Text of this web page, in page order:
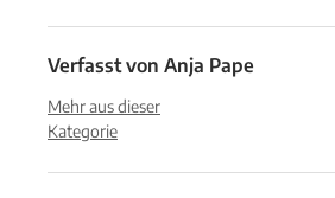
Verfasst von Anja Pape
Mehr aus dieser
Kategorie